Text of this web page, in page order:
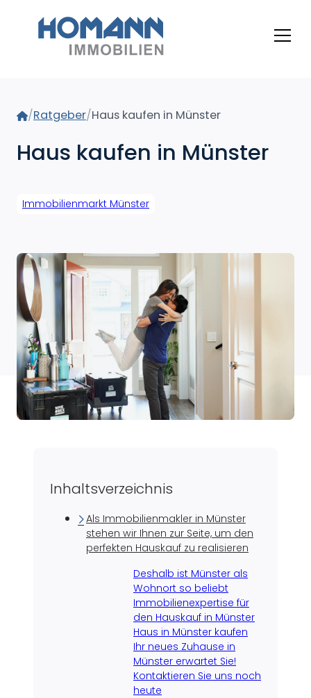
Home
/Ratgeber/Haus kaufen in Münster
Haus kaufen in Münster
Immobilienmarkt Münster
Inhaltsverzeichnis
Als Immobilienmakler in Münster
stehen wir Ihnen zur Seite, um den
perfekten Hauskauf zu realisieren
Deshalb ist Münster als
Wohnort so beliebt
Immobilienexpertise für
den Hauskauf in Münster
Haus in Münster kaufen
Ihr neues Zuhause in
Münster erwartet Sie!
Kontaktieren Sie uns noch
heute